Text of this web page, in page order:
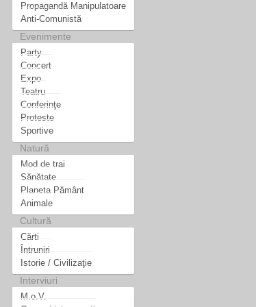
Propagandă Manipulatoare
Anti-Comunistă
Evenimente
Party
Concert
Expo
Teatru
Conferinţe
Proteste
Sportive
Natură
Mod de trai
Sănătate
Planeta Pământ
Animale
Cultură
Cărti
Întruniri
Istorie / Civilizaţie
Interviuri
M.o.V.